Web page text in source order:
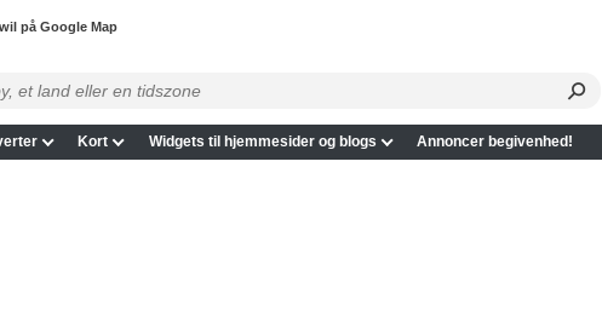
på Google Map
Kort Widgets til hjemmesider og blogs Annoncer begivenhed!